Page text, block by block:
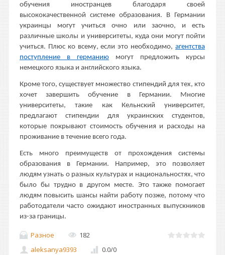
обучения иностранцев благодаря своей
высококачественной системе образования. В Германии
украинцы могут учиться очно или заочно, и есть
различные школы и университеты, куда они могут пойти
учиться. Плюс ко всему, если это необходимо, агентства
поступление в германию могут предложить курсы
немецкого языка и английского языка.
Кроме того, существует множество стипендий для тех, кто
хочет завершить обучение в Германии. Многие
университеты, такие как Кельнский университет,
предлагают стипендии для украинских студентов,
которые покрывают стоимость обучения и расходы на
проживание в течение всего года.
Есть много преимуществ от прохождения системы
образования в Германии. Например, это позволяет
людям узнать о разных культурах и национальностях, что
было бы трудно в другом месте. Это также помогает
людям повысить шансы найти работу позже, потому что
работодатели часто ожидают иностранных выпускников
из-за границы.
Разное
182
aleksanya9393
0.0/0